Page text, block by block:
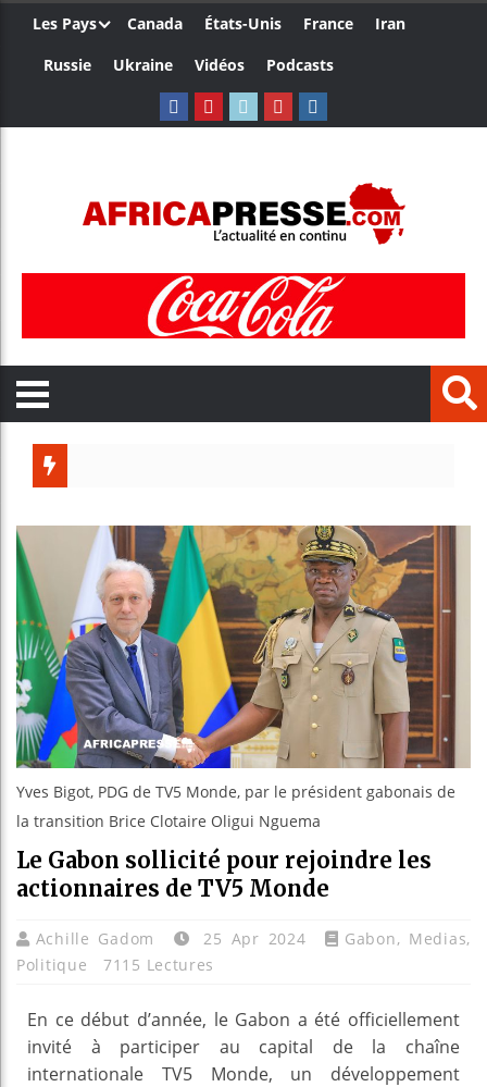
Les Pays Canada États-Unis France
Iran
Russie
Ukraine Vidéos Podcasts
Bénin :
Aliko
Yves Bigot, PDG de TV5 Monde, par le président gabonais de
la transition Brice Clotaire Oligui Nguema
Le Gabon sollicité pour rejoindre les
actionnaires de TV5 Monde
Achille Gadom 25 Apr 2024 Gabon, Medias,
Politique
7115 Lectures
En ce début d’année, le Gabon a été officiellement
invité à participer au capital de la chaîne
internationale TV5 Monde, un développement